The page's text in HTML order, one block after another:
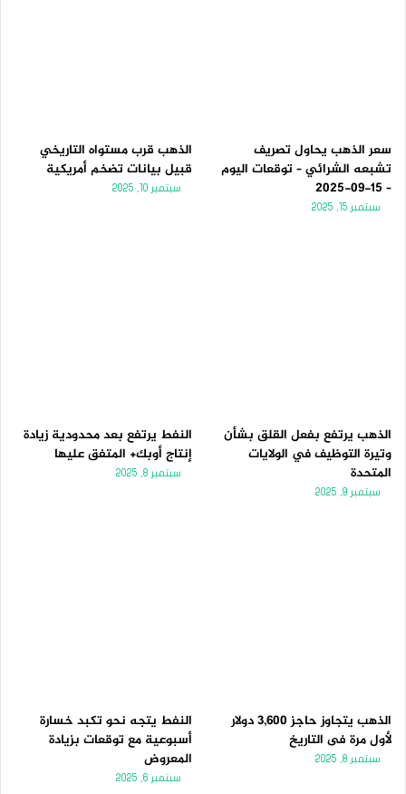
سعر الذهب يحاول تصريف
تشبعه الشرائي – توقعات اليوم
– 15-09-2025
سبتمبر 15, 2025
الذهب قرب مستواه التاريخي
قبيل بيانات تضخم أمريكية
سبتمبر 10, 2025
الذهب يرتفع بفعل القلق بشأن
وتيرة التوظيف في الولايات
المتحدة
سبتمبر 9, 2025
النفط يرتفع بعد محدودية زيادة
إنتاج أوبك+ المتفق عليها
سبتمبر 8, 2025
الذهب يتجاوز حاجز 3,600 دولار
لأول مرة فى التاريخ
سبتمبر 8, 2025
النفط يتجه نحو تكبد خسارة
أسبوعية مع توقعات بزيادة
المعروض
سبتمبر 6, 2025